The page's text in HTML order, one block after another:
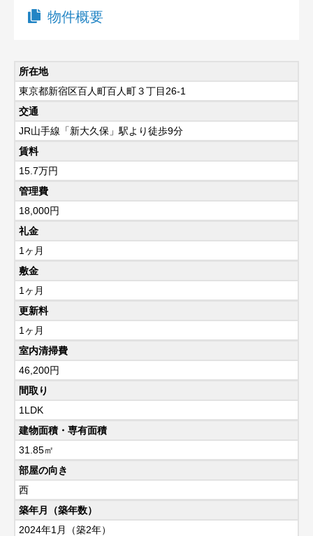
物件概要
所在地
東京都新宿区百人町百人町３丁目26-1
交通
JR山手線「新大久保」駅より徒歩9分
賃料
15.7万円
管理費
18,000円
礼金
1ヶ月
敷金
1ヶ月
更新料
1ヶ月
室内清掃費
46,200円
間取り
1LDK
建物面積・専有面積
31.85㎡
部屋の向き
西
築年月（築年数）
2024年1月（築2年）